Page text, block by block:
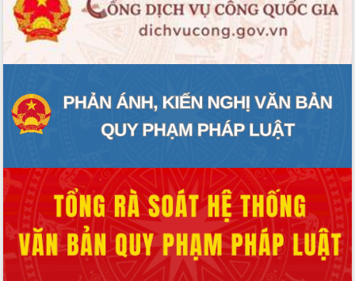
Phó Chủ tịch UBND tỉnh Đắk Lắk
Trương Công Thái kiểm tra thực địa
Dự án cao tốc Khánh Hòa - Buôn Ma
Thuột
sản sống” trong dòng chảy toàn cầu
Xây dựng nông thôn mới: Nâng cao đời
sống người dân từ những mô hình thiết
nhanh tiến độ các dự án trọng điểm
trong Khu kinh tế Nam Phú Yên
Hòn Yến phát triển du lịch gắn với bảo
tồn biển
Lấy ý kiến điều chỉnh Quy hoạch tỉnh
Đắk Lắk thời kỳ 2021-2030, tầm nhìn